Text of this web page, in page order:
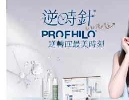
胞：幫助恢復皮下組織的飽滿感，減緩隨著年
種關鍵結構蛋白：包括 I 型、III 型、IV 型
力蛋白。這種全方位的重塑效果，能讓下
這就是為什麼它被暱稱為「液態電波」。
Profhilo 是靠「生物分子信號」啟動新生
能量儀器的客戶來說，這是一個非常理想
學：BAP 五點拉提點位解析施打 Profhilo
的 BAP（Bio Aesthetic Points）五點拉提
管、精準對準臉部支撐結構的黃金位置：
地方，需離眼睛外側至少 2 公分。能像掛
撐力。 [2] 鼻翼與瞳孔垂直線交界： 在鼻
孔中線畫垂直線，兩線交交叉處作為注射
部。 [3] 耳廓下前緣： 位於耳廓下緣的前
輪廓、強化下頷線條的關鍵。 [4] 下頷嘴角
@aclinichttps://lin.ee/zGPja49▼詢問整
clinic.com/▼詢問皮膚大小事https://
事https://answer-skincare.com/安瑟美膚
FBhttps://www.facebook.com/
IGhttps://www.instagram.com/
形醫美體塑學苑https://
IGhttps://www.instagram.com/
址：臺北市大安區安和路一段113號2樓之